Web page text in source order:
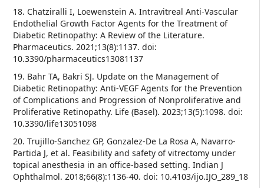
18. Chatziralli I, Loewenstein A. Intravitreal Anti-Vascular
Endothelial Growth Factor Agents for the Treatment of
Diabetic Retinopathy: A Review of the Literature.
Pharmaceutics. 2021;13(8):1137. doi:
10.3390/pharmaceutics13081137
19. Bahr TA, Bakri SJ. Update on the Management of
Diabetic Retinopathy: Anti-VEGF Agents for the Prevention
of Complications and Progression of Nonproliferative and
Proliferative Retinopathy. Life (Basel). 2023;13(5):1098. doi:
10.3390/life13051098
20. Trujillo-Sanchez GP, Gonzalez-De La Rosa A, Navarro-
Partida J, et al. Feasibility and safety of vitrectomy under
topical anesthesia in an office-based setting. Indian J
Ophthalmol. 2018;66(8):1136-40. doi: 10.4103/ijo.IJO_289_18